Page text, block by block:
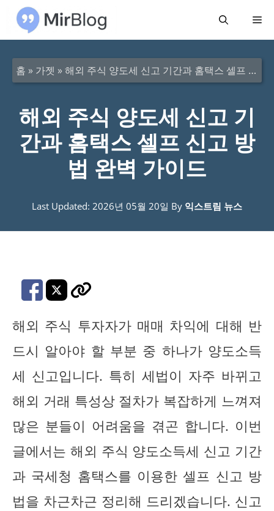
메
홈 » 가젯 »해외 주식 양도세 신고 기간과 홈택스 셀프 신고 방법 완벽 가이드
해외 주식 양도세 신고 기
간과 홈택스 셀프 신고 방
법 완벽 가이드
Last Updated: 2026년 05월 20일 By 익스트림 뉴스
해외 주식 투자자가 매매 차익에 대해 반
드시 알아야 할 부분 중 하나가 양도소득
세 신고입니다. 특히 세법이 자주 바뀌고
해외 거래 특성상 절차가 복잡하게 느껴져
많은 분들이 어려움을 겪곤 합니다. 이번
글에서는 해외 주식 양도소득세 신고 기간
과 국세청 홈택스를 이용한 셀프 신고 방
법을 차근차근 정리해 드리겠습니다. 신고